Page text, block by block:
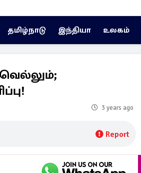
தமிழ்நாடு இந்தியா உலகம்
3 years ago
Report